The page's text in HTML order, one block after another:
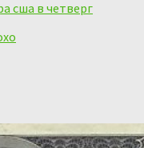
сша в четверг